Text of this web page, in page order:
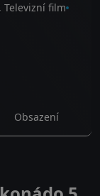
Televizní film
Obsazení